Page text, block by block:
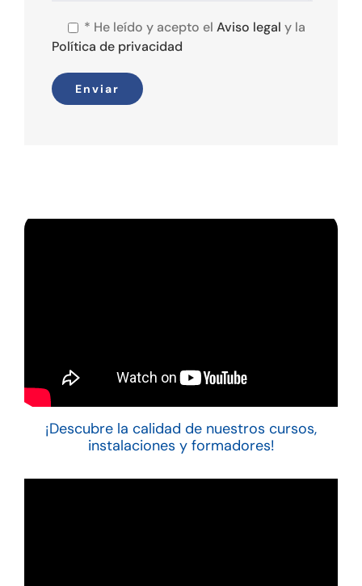
* He leído y acepto el Aviso legal y la
Política de privacidad
¡Descubre la calidad de nuestros cursos,
instalaciones y formadores!